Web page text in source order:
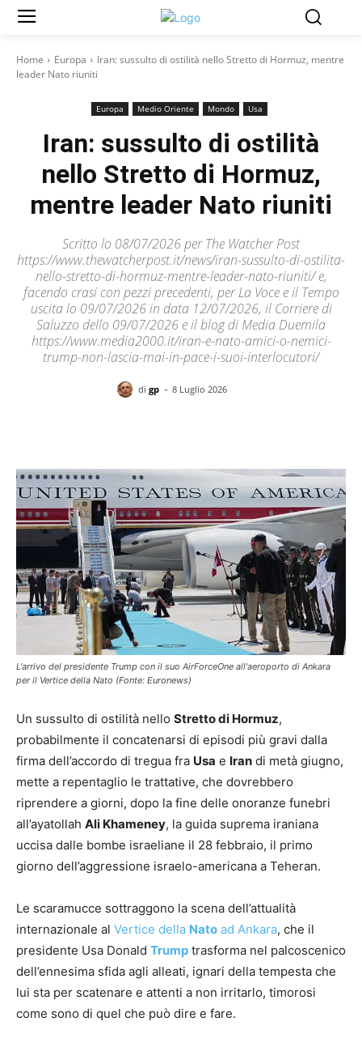
Home Europa
Iran: sussulto di ostilità nello Stretto di Hormuz, mentre
leader Nato riuniti
Europa Medio Oriente Mondo Usa
Iran: sussulto di ostilità
nello Stretto di Hormuz,
mentre leader Nato riuniti
Scritto lo 08/07/2026 per The Watcher Post
https://www.thewatcherpost.it/news/iran-sussulto-di-ostilita-
nello-stretto-di-hormuz-mentre-leader-nato-riuniti/ e,
facendo crasi con pezzi precedenti, per La Voce e il Tempo
uscita lo 09/07/2026 in data 12/07/2026, il Corriere di
Saluzzo dello 09/07/2026 e il blog di Media Duemila
https://www.media2000.it/iran-e-nato-amici-o-nemici-
trump-non-lascia-mai-in-pace-i-suoi-interlocutori/
di gp - 8 Luglio 2026
L'arrivo del presidente Trump con il suo AirForceOne all'aeroporto di Ankara
per il Vertice della Nato (Fonte: Euronews)
Un sussulto di ostilità nello Stretto di Hormuz,
probabilmente il concatenarsi di episodi più gravi dalla
firma dell’accordo di tregua fra Usa e Iran di metà giugno,
mette a repentaglio le trattative, che dovrebbero
riprendere a giorni, dopo la fine delle onoranze funebri
all’ayatollah Ali Khameney, la guida suprema iraniana
uccisa dalle bombe israeliane il 28 febbraio, il primo
giorno dell’aggressione israelo-americana a Teheran.
Le scaramucce sottraggono la scena dell’attualità
internazionale al Vertice della Nato ad Ankara, che il
presidente Usa Donald Trump trasforma nel palcoscenico
dell’ennesima sfida agli alleati, ignari della tempesta che
lui sta per scatenare e attenti a non irritarlo, timorosi
come sono di quel che può dire e fare.